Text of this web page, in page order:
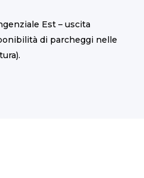
Est – uscita
di parcheggi nelle